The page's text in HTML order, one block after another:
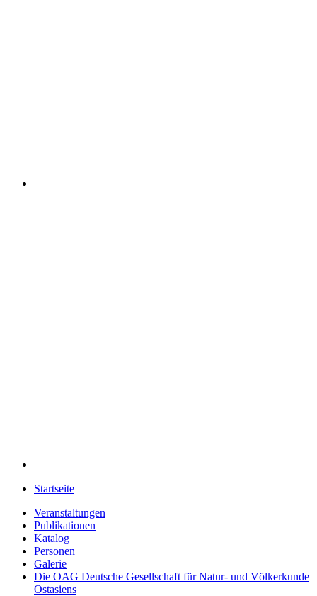
Startseite
Veranstaltungen
Publikationen
Katalog
Personen
Galerie
Die OAG Deutsche Gesellschaft für Natur- und Völkerkunde
Ostasiens